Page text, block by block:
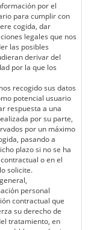
por el
para cumplir con
cogida, dar
legales que nos
las posibles
derivar del
por la que los
recogido sus datos
potencial usuario
respuesta a una
por su parte,
por un máximo
pasando a
plazo si no se ha
o en el
solicite.
personal
contractual que
su derecho de
tratamiento, en